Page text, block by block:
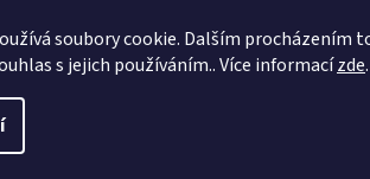
soubory cookie. Dalším procházením
s jejich používáním.. Více informacízde.
práva vyhrazena.